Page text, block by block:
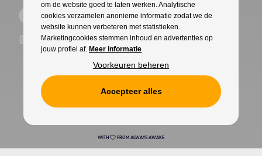
Cookies Privacy
WITH FROM ALWAYS AWAKE
om de website goed te laten werken. Analytische
cookies verzamelen anonieme informatie zodat we de
website kunnen verbeteren met statistieken.
Marketingcookies stemmen inhoud en advertenties op
jouw profiel af. Meer informatie
Voorkeuren beheren
Accepteer alles